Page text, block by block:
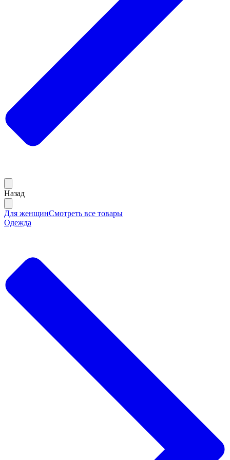
Назад
Для женщинСмотреть все товары
Одежда